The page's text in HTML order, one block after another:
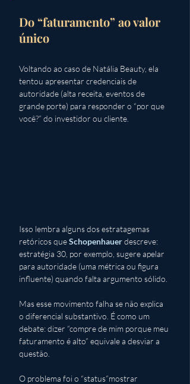
Do “faturamento” ao valor
único
Voltando ao caso de Natália Beauty, ela
tentou apresentar credenciais de
autoridade (alta receita, eventos de
grande porte) para responder o “por que
você?” do investidor ou cliente.
Isso lembra alguns dos estratagemas
retóricos que Schopenhauer descreve:
estratégia 30, por exemplo, sugere apelar
para autoridade (uma métrica ou figura
influente) quando falta argumento sólido.
Mas esse movimento falha se não explica
o diferencial substantivo. É como um
debate: dizer “compre de mim porque meu
faturamento é alto” equivale a desviar a
questão.
O problema foi o “status”mostrar